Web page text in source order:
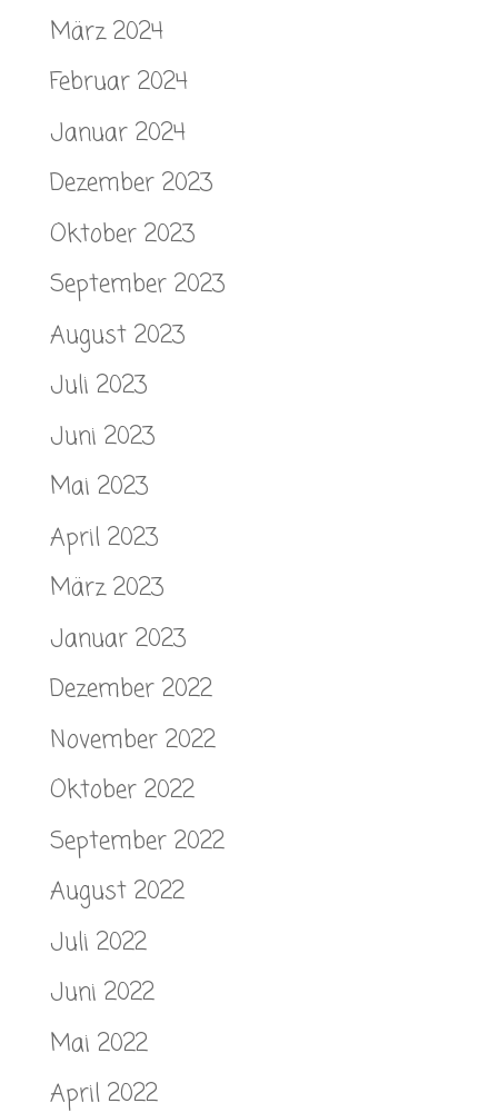
März 2024
Februar 2024
Januar 2024
Dezember 2023
Oktober 2023
September 2023
August 2023
Juli 2023
Juni 2023
Mai 2023
April 2023
März 2023
Januar 2023
Dezember 2022
November 2022
Oktober 2022
September 2022
August 2022
Juli 2022
Juni 2022
Mai 2022
April 2022